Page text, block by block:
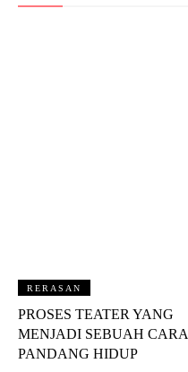
RERASAN
PROSES TEATER YANG
MENJADI SEBUAH CARA
PANDANG HIDUP